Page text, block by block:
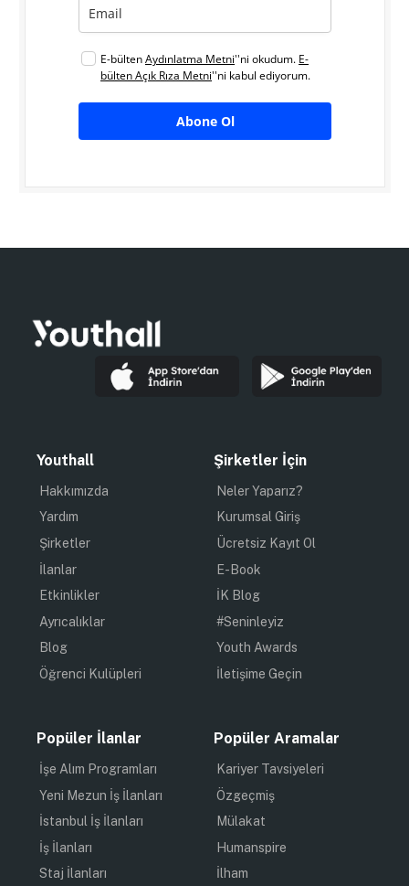
E-bültenAydınlatma Metni''ni okudum. E-
bülten Açık Rıza Metni''ni kabul ediyorum.
Abone Ol
Youthall
Hakkımızda
Yardım
Şirketler
İlanlar
Etkinlikler
Ayrıcalıklar
Blog
Öğrenci Kulüpleri
Şirketler İçin
Neler Yaparız?
Kurumsal Giriş
Ücretsiz Kayıt Ol
E-Book
İK Blog
#Seninleyiz
Youth Awards
İletişime Geçin
Popüler İlanlar
İşe Alım Programları
Yeni Mezun İş İlanları
İstanbul İş İlanları
İş İlanları
Staj İlanları
Popüler Aramalar
Kariyer Tavsiyeleri
Özgeçmiş
Mülakat
Humanspire
İlham